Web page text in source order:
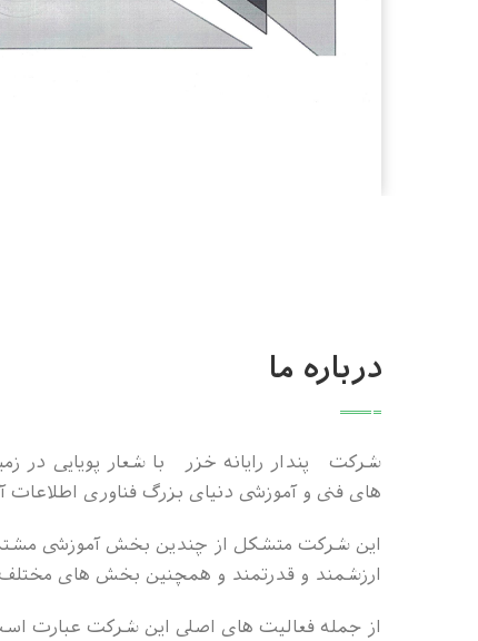
درباره ما
شرکت پندار رایانه خزر با شعار پویایی در
های فنی و آموزشی دنیای بزرگ فناوری اطلاعات
این شرکت متشکل از چندین بخش آموزشی
ارزشمند و قدرتمند و همچنین بخش های
از جمله فعالیت های اصلی این شرکت عبارت